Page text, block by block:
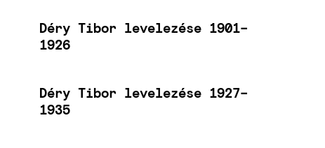
Déry Tibor levelezése 1901–
1926
Déry Tibor levelezése 1927–
1935